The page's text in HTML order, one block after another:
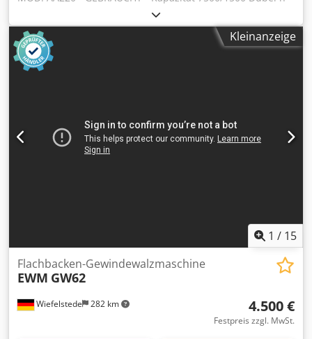
Kapazität 6-18 mm Dübel Dkedpeqpdkcefx Apqjr
Kleinanzeige
1 / 15
Wiefelstede 282 km
Flachbacken-Gewindewalzmaschine
EWM GW62
4.500 €
Festpreis zzgl. MwSt.